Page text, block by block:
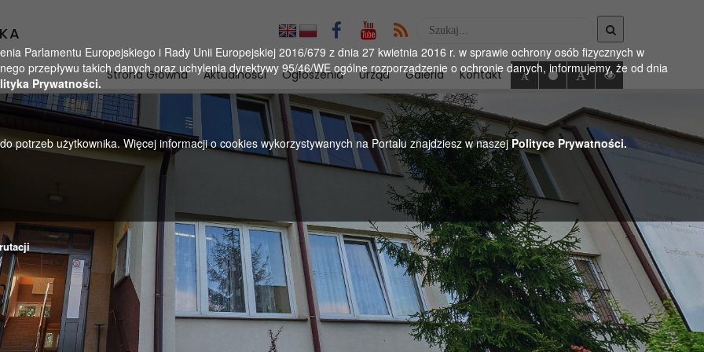
Parlamentu Europejskiego i Rady Unii Europejskiej 2016/679 z dnia 27 kwietnia 2016 r. w sprawie ochrony osób fizycznych w
przepływu takich danych oraz uchylenia dyrektywy 95/46/WE ogólne rozporządzenie o ochronie danych, informujemy, że od dnia
Prywatności.
potrzeb użytkownika. Więcej informacji o cookies wykorzystywanych na Portalu znajdziesz w naszejPolityce Prywatności.
Wyszukaj
serwise
Strona Główna
Aktualności Ogłoszenia Urząd Galeria Kontakt